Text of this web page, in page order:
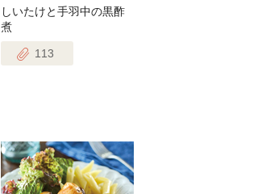
しいたけと手羽中の黒酢
煮
113